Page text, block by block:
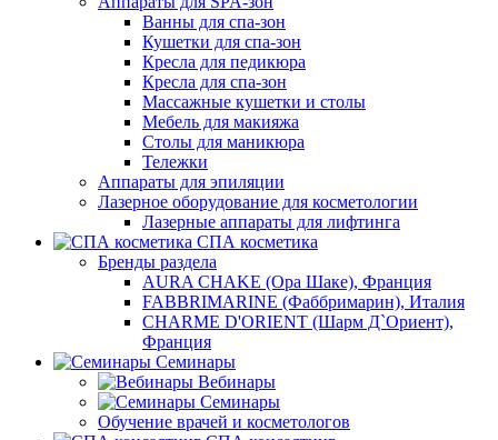
Ванны для спа-зон
Кушетки для спа-зон
Кресла для педикюра
Кресла для спа-зон
Массажные кушетки и столы
Мебель для макияжа
Столы для маникюра
Тележки
Аппараты для эпиляции
Лазерное оборудование для косметологии
Лазерные аппараты для лифтинга
СПА косметика
Бренды раздела
AURA CHAKE (Ора Шаке), Франция
FABBRIMARINE (Фаббримарин), Италия
CHARME D'ORIENT (Шарм Д`Ориент),
Франция
Семинары
Вебинары
Семинары
Обучение врачей и косметологов